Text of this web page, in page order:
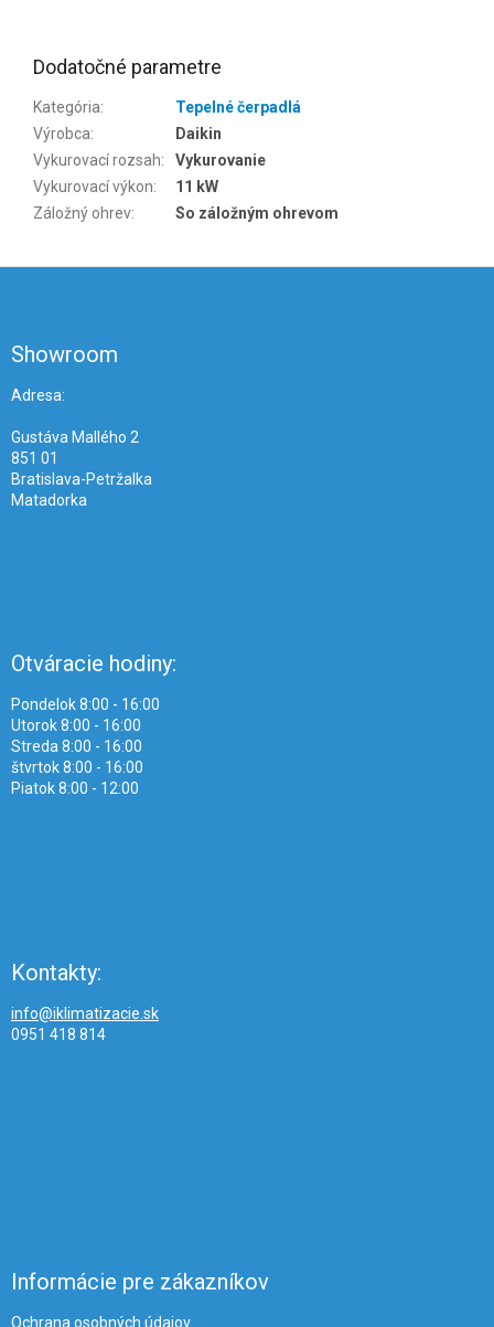
Dodatočné parametre
Kategória:
Tepelné čerpadlá
Výrobca:
Daikin
Vykurovací rozsah:
Vykurovanie
Vykurovací výkon:
11 kW
Záložný ohrev: So záložným ohrevom
Showroom
Adresa:
Gustáva Mallého 2
851 01
Bratislava-Petržalka
Matadorka
Otváracie hodiny:
Pondelok 8:00 - 16:00
Utorok 8:00 - 16:00
Streda 8:00 - 16:00
štvrtok 8:00 - 16:00
Piatok 8:00 - 12:00
Kontakty:
info@iklimatizacie.sk
0951 418 814
Informácie pre zákazníkov
Ochrana osobných údajov